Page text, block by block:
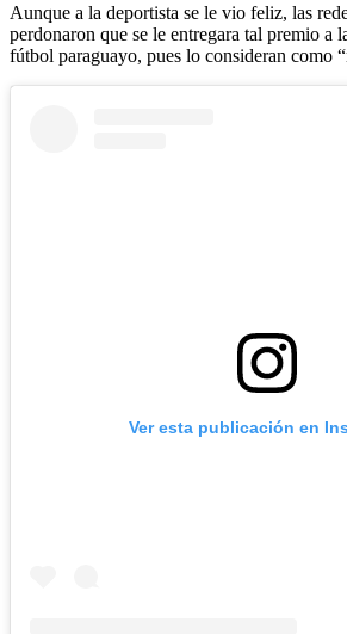
Aunque a la deportista se le vio feliz, las
perdonaron que se le entregara tal premio a
fútbol paraguayo, pues lo consideran como
Ver esta publicación en